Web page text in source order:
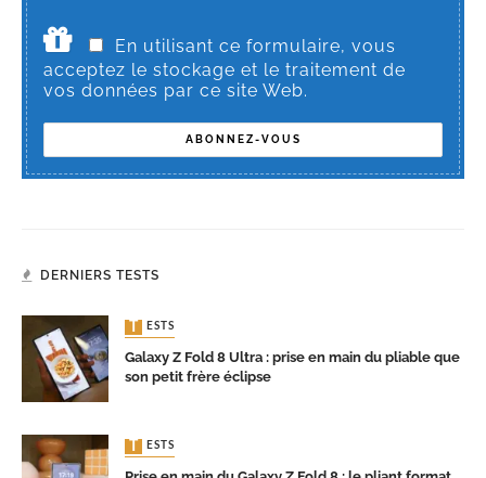
En utilisant ce formulaire, vous
acceptez le stockage et le traitement de
vos données par ce site Web.
DERNIERS TESTS
TESTS
Galaxy Z Fold 8 Ultra : prise en main du pliable que
son petit frère éclipse
TESTS